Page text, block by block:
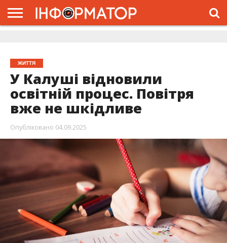
ЖИТТЯ
У Калуші відновили
освітній процес. Повітря
вже не шкідливе
Опубліковано 04.09.2025